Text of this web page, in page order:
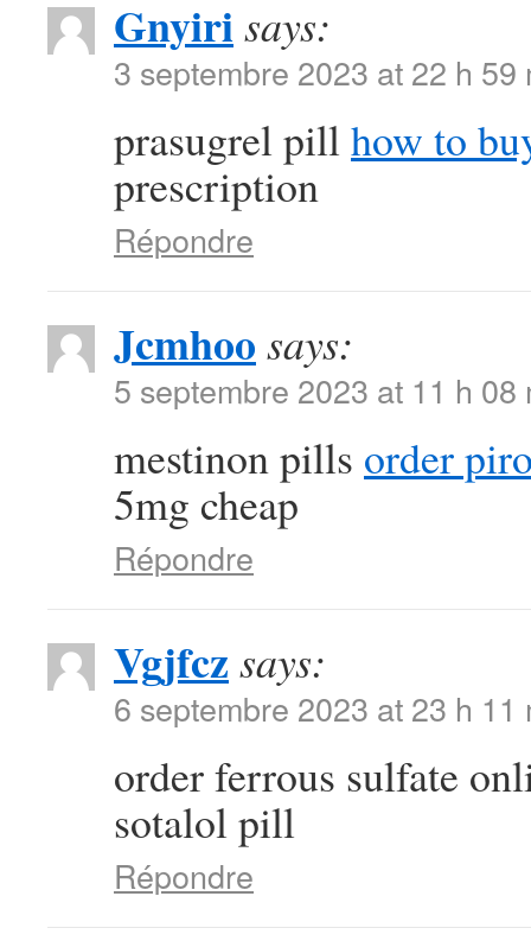
Gnyirisays:
3 septembre 2023 at 22 h 59
prasugrel pillhow to
prescription
Répondre
Jcmhoo says:
5 septembre 2023 at 11 h 08
mestinon pills order
5mg cheap
Répondre
Vgjfcz says:
6 septembre 2023 at 23 h 11
order ferrous sulfate
sotalol pill
Répondre